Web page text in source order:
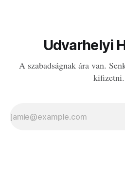
Udvarhelyi
A szabadságnak ára van.
kifizetni.